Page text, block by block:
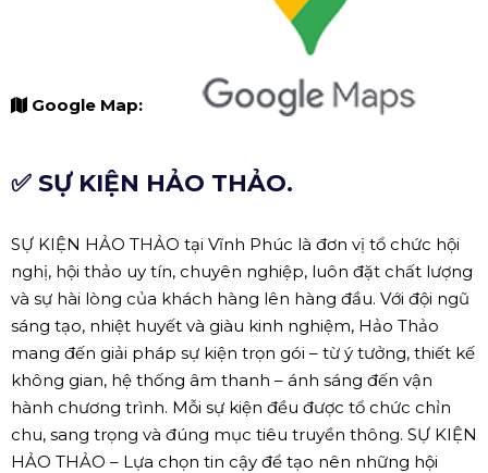
Google Map:
✅ SỰ KIỆN HẢO THẢO.
SỰ KIỆN HẢO THẢO tại Vĩnh Phúc là đơn vị tổ chức hội
nghị, hội thảo uy tín, chuyên nghiệp, luôn đặt chất lượng
và sự hài lòng của khách hàng lên hàng đầu. Với đội ngũ
sáng tạo, nhiệt huyết và giàu kinh nghiệm, Hảo Thảo
mang đến giải pháp sự kiện trọn gói – từ ý tưởng, thiết kế
không gian, hệ thống âm thanh – ánh sáng đến vận
hành chương trình. Mỗi sự kiện đều được tổ chức chỉn
chu, sang trọng và đúng mục tiêu truyền thông. SỰ KIỆN
HẢO THẢO – Lựa chọn tin cậy để tạo nên những hội